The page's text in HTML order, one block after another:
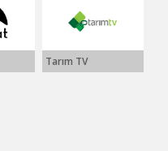
Tarım TV